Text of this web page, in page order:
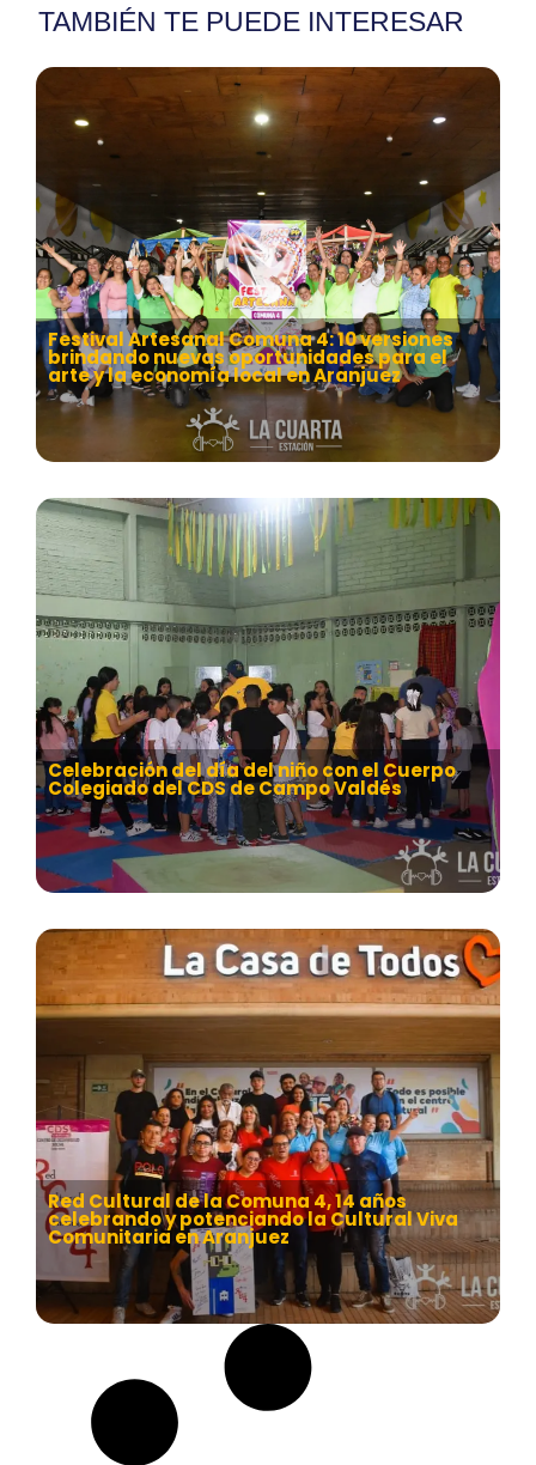
TAMBIÉN TE PUEDE INTERESAR
Festival Artesanal Comuna 4: 10 versiones
brindando nuevas oportunidades para el
arte y la economía local en Aranjuez
Celebración del día del niño con el Cuerpo
Colegiado del CDS de Campo Valdés
Red Cultural de la Comuna 4, 14 años
celebrando y potenciando la Cultural Viva
Comunitaria en Aranjuez